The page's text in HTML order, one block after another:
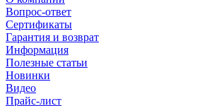
Вопрос-ответ
Сертификаты
Гарантия и возврат
Информация
Полезные статьи
Новинки
Видео
Прайс-лист